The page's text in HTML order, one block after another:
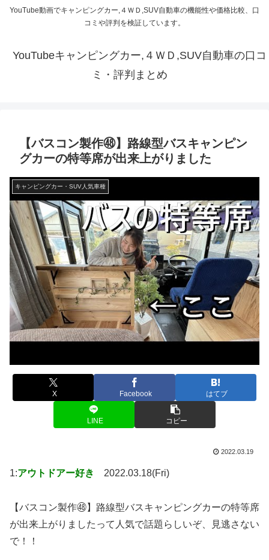
YouTube動画でキャンピングカー,４ＷＤ,SUV自動車の機能性や価格比較、口
コミや評判を検証しています。
YouTubeキャンピングカー,４ＷＤ,SUV自動車の口コ
ミ・評判まとめ
【バスコン製作㊽】路線型バスキャンピン
グカーの特等席が出来上がりました
キャンピングカー・SUV人気車種
X Facebook はてブ
LINE コピー
2022.03.19
1:アウトドアー好き 2022.03.18(Fri)
【バスコン製作㊽】路線型バスキャンピングカーの特等席
が出来上がりましたって人気で話題らしいぞ、見逃さない
で！！